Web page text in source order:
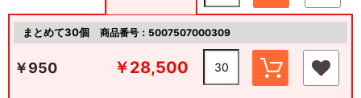
まとめて30個 商品番号：5007507000309
￥950 ￥28,500